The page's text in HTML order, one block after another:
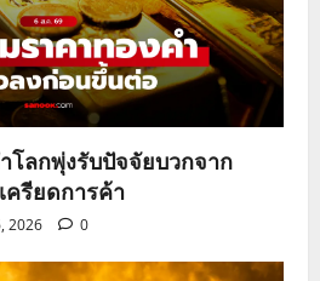
โลกพุ่งรับปัจจัยบวกจาก
ครียดการค้า
2026 0